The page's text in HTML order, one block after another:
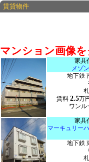
賃貸物件
マンション画像
家具
メゾ
地下鉄
賃料 2.5万
ワンル
家具
マーキュリー
地下鉄